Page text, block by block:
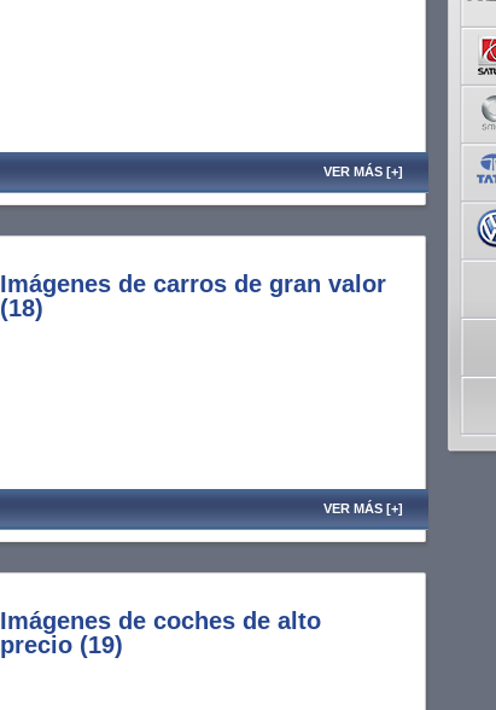
VER MÁS [+]
Imágenes de carros de gran valor
(18)
VER MÁS [+]
Imágenes de coches de alto
precio (19)